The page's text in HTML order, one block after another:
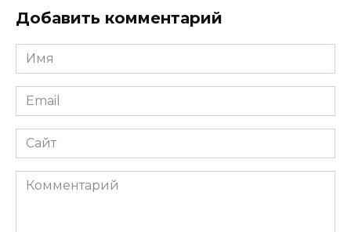
Добавить комментарий
Имя
*
Email
*
Сайт
Комментарий